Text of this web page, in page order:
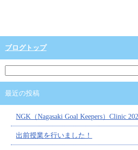
ブログトップ
最近の投稿
NGK（Nagasaki Goal Keepers）Clinic
出前授業を行いました！